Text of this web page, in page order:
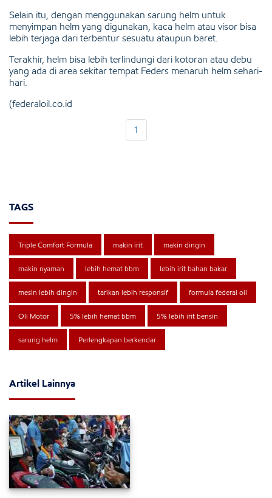
Selain itu, dengan menggunakan sarung helm untuk
menyimpan helm yang digunakan, kaca helm atau visor bisa
lebih terjaga dari terbentur sesuatu ataupun baret.
Terakhir, helm bisa lebih terlindungi dari kotoran atau debu
yang ada di area sekitar tempat Feders menaruh helm sehari-
hari.
(federaloil.co.id
1
TAGS
Triple Comfort Formula makin irit makin dingin
makin nyaman lebih hemat bbm lebih irit bahan bakar
mesin lebih dingin tarikan lebih responsif formula federal oil
Oli Motor 5% lebih hemat bbm 5% lebih irit bensin
sarung helm Perlengkapan berkendar
Artikel Lainnya